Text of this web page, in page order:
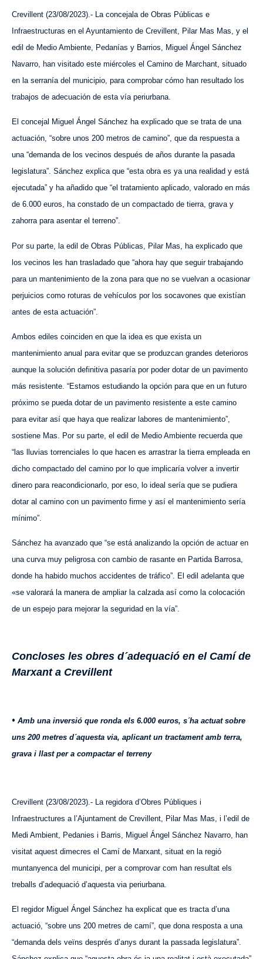
Crevillent (23/08/2023).- La concejala de Obras Públicas e
Infraestructuras en el Ayuntamiento de Crevillent, Pilar Mas Mas, y el
edil de Medio Ambiente, Pedanías y Barrios, Miguel Ángel Sánchez
Navarro, han visitado este miércoles el Camino de Marchant, situado
en la serranía del municipio, para comprobar cómo han resultado los
trabajos de adecuación de esta vía periurbana.
El concejal Miguel Ángel Sánchez ha explicado que se trata de una
actuación, “sobre unos 200 metros de camino”, que da respuesta a
una “demanda de los vecinos después de años durante la pasada
legislatura”. Sánchez explica que “esta obra es ya una realidad y está
ejecutada” y ha añadido que “el tratamiento aplicado, valorado en más
de 6.000 euros, ha constado de un compactado de tierra, grava y
zahorra para asentar el terreno”.
Por su parte, la edil de Obras Públicas, Pilar Mas, ha explicado que
los vecinos les han trasladado que “ahora hay que seguir trabajando
para un mantenimiento de la zona para que no se vuelvan a ocasionar
perjuicios como roturas de vehículos por los socavones que existían
antes de esta actuación”.
Ambos ediles coinciden en que la idea es que exista un
mantenimiento anual para evitar que se produzcan grandes deterioros
aunque la solución definitiva pasaría por poder dotar de un pavimento
más resistente. “Estamos estudiando la opción para que en un futuro
próximo se pueda dotar de un pavimento resistente a este camino
para evitar así que haya que realizar labores de mantenimiento”,
sostiene Mas. Por su parte, el edil de Medio Ambiente recuerda que
“las lluvias torrenciales lo que hacen es arrastrar la tierra empleada en
dicho compactado del camino por lo que implicaría volver a invertir
dinero para reacondicionarlo, por eso, lo ideal sería que se pudiera
dotar al camino con un pavimento firme y así el mantenimiento sería
mínimo”.
Sánchez ha avanzado que “se está analizando la opción de actuar en
una curva muy peligrosa con cambio de rasante en Partida Barrosa,
donde ha habido muchos accidentes de tráfico”. El edil adelanta que
«se valorará la manera de ampliar la calzada así como la colocación
de un espejo para mejorar la seguridad en la vía”.
Concloses les obres d´adequació en el Camí de
Marxant a Crevillent
• Amb una inversió que ronda els 6.000 euros, s´ha actuat sobre
uns 200 metres d´aquesta via, aplicant un tractament amb terra,
grava i llast per a compactar el terreny
Crevillent (23/08/2023).- La regidora d’Obres Públiques i
Infraestructures a l’Ajuntament de Crevillent, Pilar Mas Mas, i l’edil de
Medi Ambient, Pedanies i Barris, Miguel Ángel Sánchez Navarro, han
visitat aquest dimecres el Camí de Marxant, situat en la regió
muntanyenca del municipi, per a comprovar com han resultat els
treballs d’adequació d’aquesta via periurbana.
El regidor Miguel Ángel Sánchez ha explicat que es tracta d’una
actuació, “sobre uns 200 metres de camí”, que dona resposta a una
“demanda dels veïns després d’anys durant la passada legislatura”.